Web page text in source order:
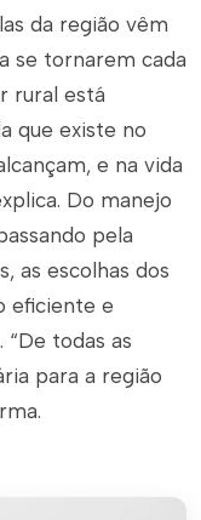
da região vêm
se tornarem cada
rural está
que existe no
e na vida
Do manejo
pela
as escolhas dos
eficiente e
todas as
para a região